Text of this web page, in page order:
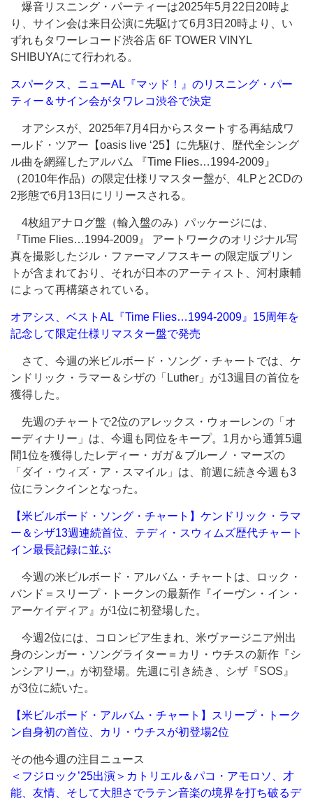
爆音リスニング・パーティーは2025年5月22日20時よ
り、サイン会は来日公演に先駆けて6月3日20時より、い
ずれもタワーレコード渋谷店 6F TOWER VINYL
SHIBUYAにて行われる。
スパークス、ニューAL『マッド！』のリスニング・パー
ティー＆サイン会がタワレコ渋谷で決定
オアシスが、2025年7月4日からスタートする再結成ワ
ールド・ツアー【oasis live ‘25】に先駆け、歴代全シング
ル曲を網羅したアルバム 『Time Flies…1994-2009』
（2010年作品）の限定仕様リマスター盤が、4LPと2CDの
2形態で6月13日にリリースされる。
4枚組アナログ盤（輸入盤のみ）パッケージには、
『Time Flies…1994-2009』 アートワークのオリジナル写
真を撮影したジル・ファーマノフスキー の限定版プリン
トが含まれており、それが日本のアーティスト、河村康輔
によって再構築されている。
オアシス、ベストAL『Time Flies…1994-2009』15周年を
記念して限定仕様リマスター盤で発売
さて、今週の米ビルボード・ソング・チャートでは、ケ
ンドリック・ラマー＆シザの「Luther」が13週目の首位を
獲得した。
先週のチャートで2位のアレックス・ウォーレンの「オ
ーディナリー」は、今週も同位をキープ。1月から通算5週
間1位を獲得したレディー・ガガ＆ブルーノ・マーズの
「ダイ・ウィズ・ア・スマイル」は、前週に続き今週も3
位にランクインとなった。
【米ビルボード・ソング・チャート】ケンドリック・ラマ
ー＆シザ13週連続首位、テディ・スウィムズ歴代チャート
イン最長記録に並ぶ
今週の米ビルボード・アルバム・チャートは、ロック・
バンド＝スリープ・トークンの最新作『イーヴン・イン・
アーケイディア』が1位に初登場した。
今週2位には、コロンビア生まれ、米ヴァージニア州出
身のシンガー・ソングライター＝カリ・ウチスの新作『シ
ンシアリー,』が初登場。先週に引き続き、シザ『SOS』
が3位に続いた。
【米ビルボード・アルバム・チャート】スリープ・トーク
ン自身初の首位、カリ・ウチスが初登場2位
その他今週の注目ニュース
＜フジロック’25出演＞カトリエル＆パコ・アモロソ、才
能、友情、そして大胆さでラテン音楽の境界を打ち破るデ